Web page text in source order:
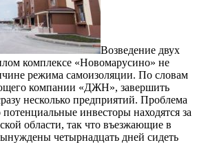
Возведение двух
комплексе «Новомарусино» не
режима самоизоляции. По словам
компании «ДЖН», завершить
несколько предприятий. Проблема
потенциальные инвесторы находятся за
области, так что въезжающие в
четырнадцать дней сидеть